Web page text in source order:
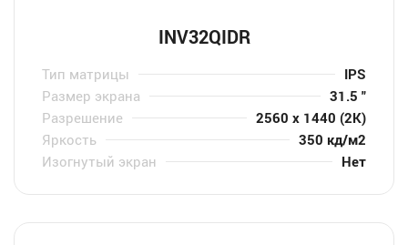
INV32QIDR
Тип матрицы
IPS
Размер экрана
31.5 "
Разрешение
2560 x 1440 (2K)
Яркость
350 кд/м2
Изогнутый экран
Нет